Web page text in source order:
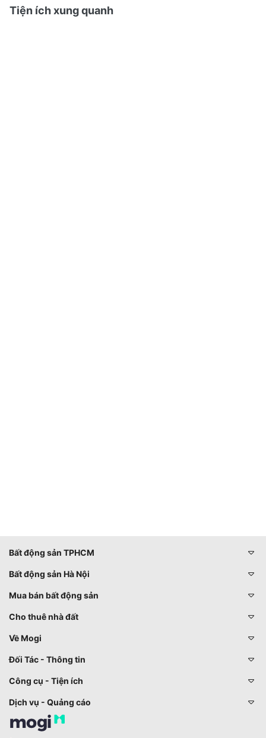
Tiện ích xung quanh
Bất động sản TPHCM
Bất động sản Hà Nội
Mua bán bất động sản
Cho thuê nhà đất
Về Mogi
Đối Tác - Thông tin
Công cụ - Tiện ích
Dịch vụ - Quảng cáo